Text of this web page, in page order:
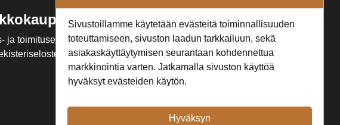
ja toimitusehdot
Seuraa Meitä
Sivustoillamme käytetään evästeitä toiminnallisuuden
toteuttamiseen, sivuston laadun tarkkailuun, sekä
asiakaskäyttäytymisen seurantaan kohdennettua
markkinointia varten. Jatkamalla sivuston käyttöä
hyväksyt evästeiden käytön.
Hyväksyn